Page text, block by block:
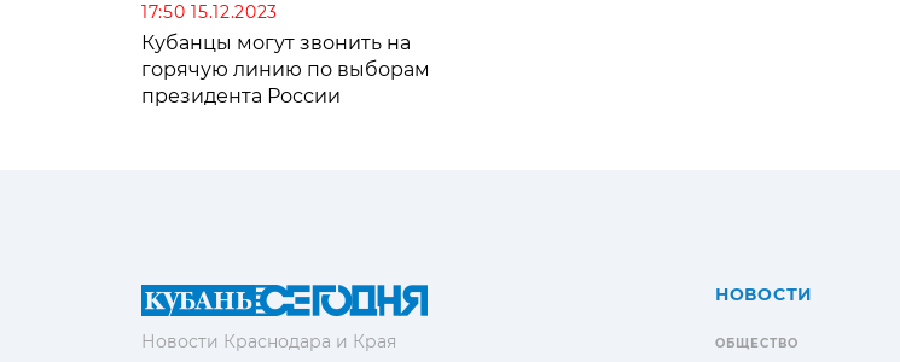
17:50 15.12.2023
Кубанцы могут звонить на
горячую линию по выборам
президента России
Новости Краснодара и Края
НОВОСТИ
ОБЩЕСТВО